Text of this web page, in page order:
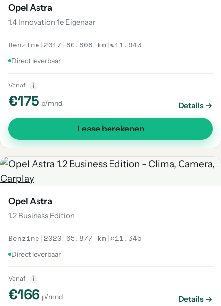
Opel Astra
1.4 Innovation 1e Eigenaar
Benzine | 2017 | 80.808 km |€11.943
Direct leverbaar
Vanaf i
€175 p/mnd Details →
Lease berekenen
Opel Astra
1.2 Business Edition
Benzine | 2020 | 65.877 km |€11.345
Direct leverbaar
Vanaf i
€166 p/mnd Details →